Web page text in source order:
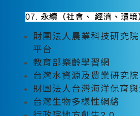
07. 永續（社會、 經濟、環境
財團法人農業科技研究
平台
教育部樂齡學習網
台灣水資源及農業研究院
財團法人台灣海洋保育
台灣生物多樣性網絡